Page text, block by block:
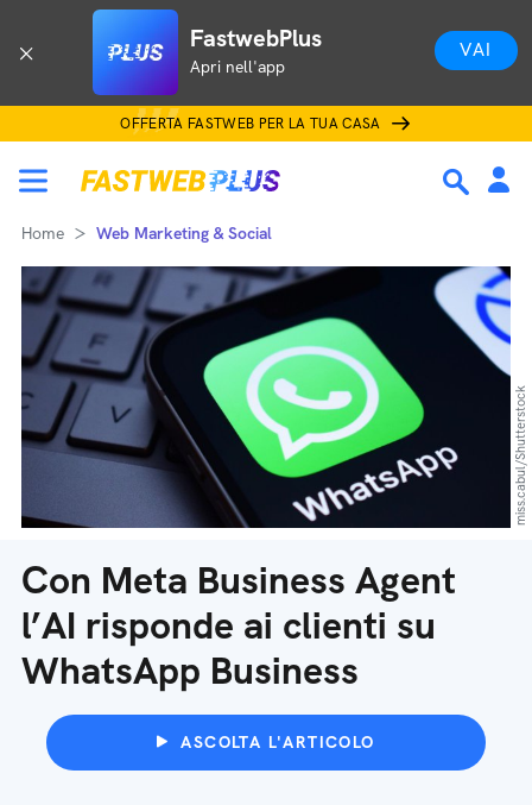
FastwebPlus
Apri nell'app
VAI
OFFERTA FASTWEB PER LA TUA CASA
Home Web Marketing & Social
Con Meta Business Agent
l’AI risponde ai clienti su
WhatsApp Business
ASCOLTA L'ARTICOLO
miss.cabul/Shutterstock